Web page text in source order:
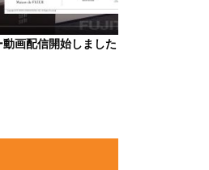
画配信開始しました